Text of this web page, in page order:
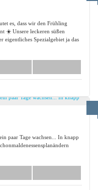
es, dass wir den Frühling
☀️ Unsere leckeren süßen
eigentliches Spezialgebiet ja das
paar Tage wachsen... In knapp